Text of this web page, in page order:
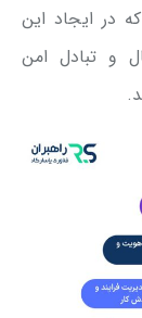
در ایجاد این
و تبادل امن